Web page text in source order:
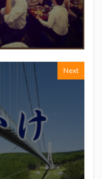
Next
イオンズ
鈴木将平
青島酒造
岡お茶コーラ
岡の地酒
静岡高校
ラーズ